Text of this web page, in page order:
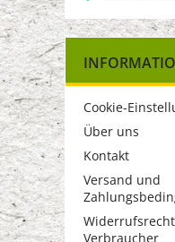
Cookie-
Über uns
Kontakt
Versand und
Verbraucher